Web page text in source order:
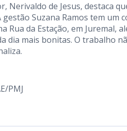
Nerivaldo de Jesus, destaca
Suzana Ramos tem um
Rua da Estação, em Juremal,
dia mais bonitas. O trabalho
PMJ